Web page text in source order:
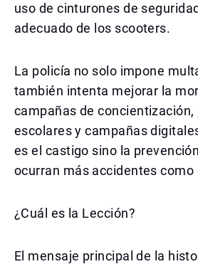
uso de cinturones de
adecuado de los scooters.
La policía no solo impone
también intenta mejorar la
campañas de
escolares y campañas
es el castigo sino la
ocurran más accidentes como
¿Cuál es la Lección?
El mensaje principal de la